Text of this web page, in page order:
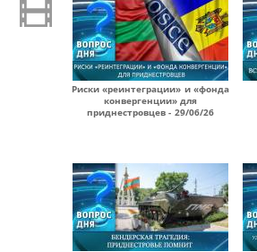
Риски «реинтеграции» и «фонда
конвергенции» для
приднестровцев - 29/06/26